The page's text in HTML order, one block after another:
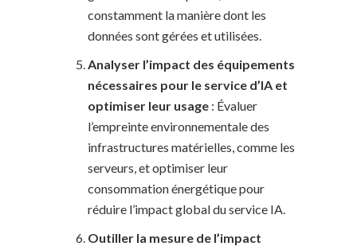
constamment la manière dont les
données sont gérées et utilisées.
Analyser l’impact des équipements
nécessaires pour le service d’IA et
optimiser leur usage : Évaluer
l’empreinte environnementale des
infrastructures matérielles, comme les
serveurs, et optimiser leur
consommation énergétique pour
réduire l’impact global du service IA.
Outiller la mesure de l’impact